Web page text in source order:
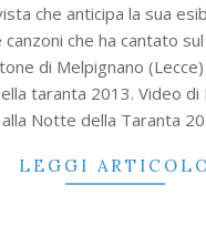
che anticipa la sua
canzoni che ha cantato
di Melpignano
taranta 2013. Video di
alla Notte della Taranta
LEGGI